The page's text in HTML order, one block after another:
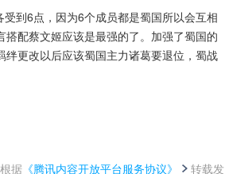
到6点，因为6个成员都是蜀国所以会互相
配蔡文姬应该是最强的了。加强了蜀国的
更改以后应该蜀国主力诸葛要退位，蜀战
据 《腾讯内容开放平台服务协议》
转载发